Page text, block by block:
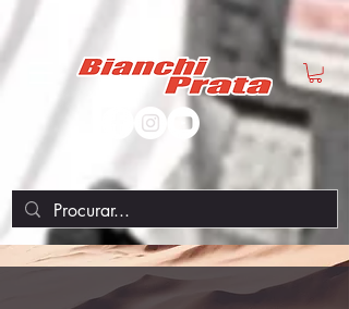
fbq('init', '195895840776833', { em: 'info@bianchiprata.com', //
Values will be hashed automatically by the pixel using SHA-256 ph: